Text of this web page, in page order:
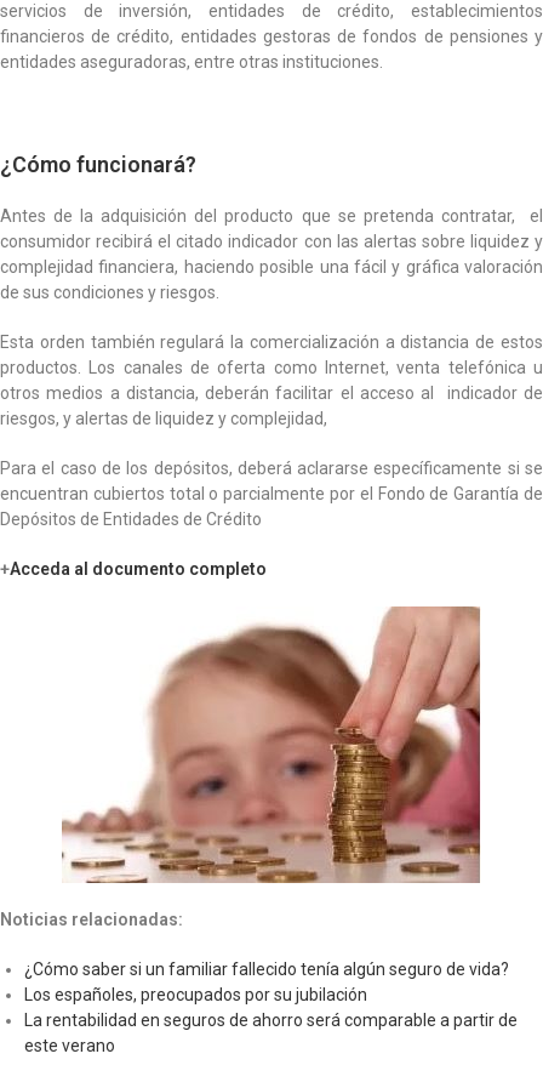
servicios de inversión, entidades de crédito, establecimientos
financieros de crédito, entidades gestoras de fondos de pensiones y
entidades aseguradoras, entre otras instituciones.
¿Cómo funcionará?
Antes de la adquisición del producto que se pretenda contratar, el
consumidor recibirá el citado indicador con las alertas sobre liquidez y
complejidad financiera, haciendo posible una fácil y gráfica valoración
de sus condiciones y riesgos.
Esta orden también regulará la comercialización a distancia de estos
productos. Los canales de oferta como Internet, venta telefónica u
otros medios a distancia, deberán facilitar el acceso al indicador de
riesgos, y alertas de liquidez y complejidad,
Para el caso de los depósitos, deberá aclararse específicamente si se
encuentran cubiertos total o parcialmente por el Fondo de Garantía de
Depósitos de Entidades de Crédito
+Acceda al documento completo
Noticias relacionadas:
¿Cómo saber si un familiar fallecido tenía algún seguro de vida?
Los españoles, preocupados por su jubilación
La rentabilidad en seguros de ahorro será comparable a partir de
este verano